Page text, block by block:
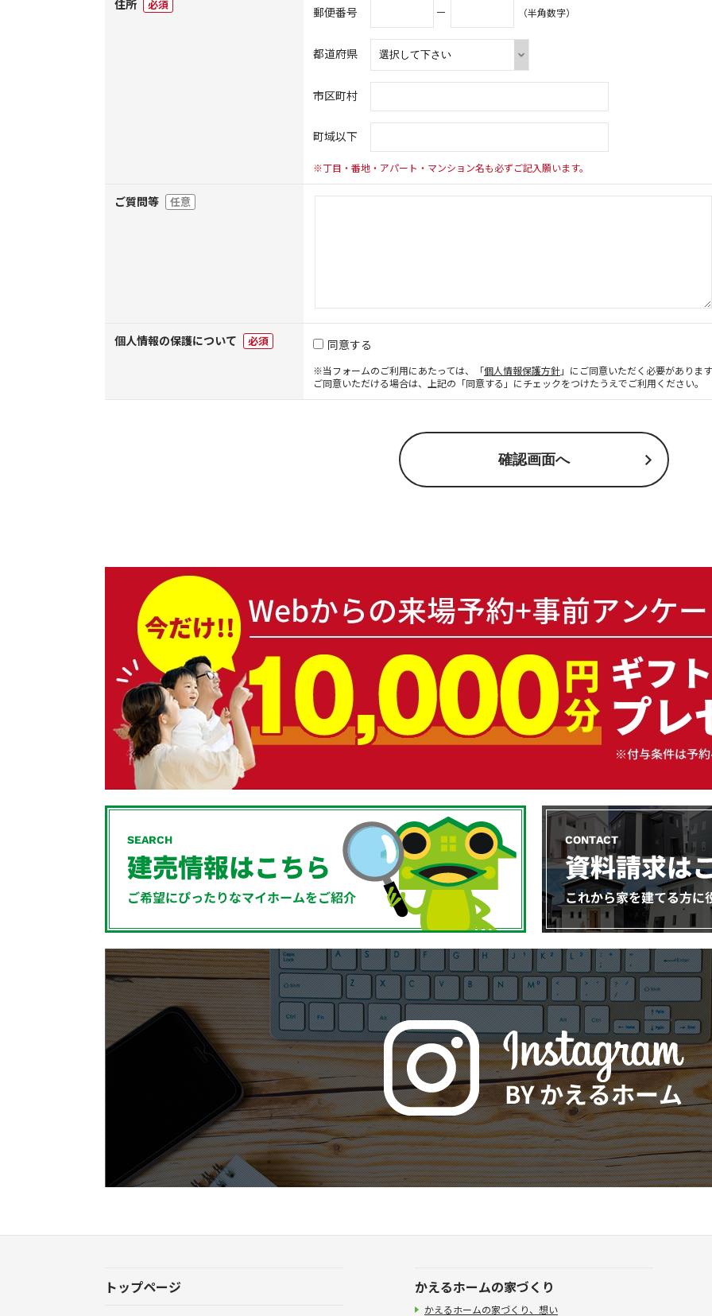
住所 必須 郵便番号 － （半角数字）
都道府県
市区町村
町域以下
※丁目・番地・アパート・マンション名も必ずご記入願います。
ご質問等 任意
個人情報の保護について 必須 同意する
※当フォームのご利用にあたっては、「個人情報保護方針」にご同意いただく必要がありま
ご同意いただける場合は、上記の「同意する」にチェックをつけたうえでご利用ください。
トップページ
かえるホームの家づくり
かえるホームの家づくり、想い